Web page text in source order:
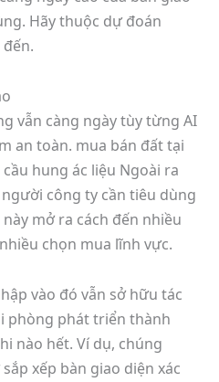
Hãy thuộc dự đoán
vẫn càng ngày tùy từng AI
an toàn. mua bán đất tại
hung ác liệu Ngoài ra
công ty cần tiêu dùng
mở ra cách đến nhiều
chọn mua lĩnh vực.
vào đó vẫn sở hữu tác
phòng phát triển thành
nào hết. Ví dụ, chúng
xếp bàn giao diện xác